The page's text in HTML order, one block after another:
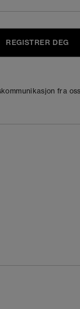
REGISTRER DEG
fra